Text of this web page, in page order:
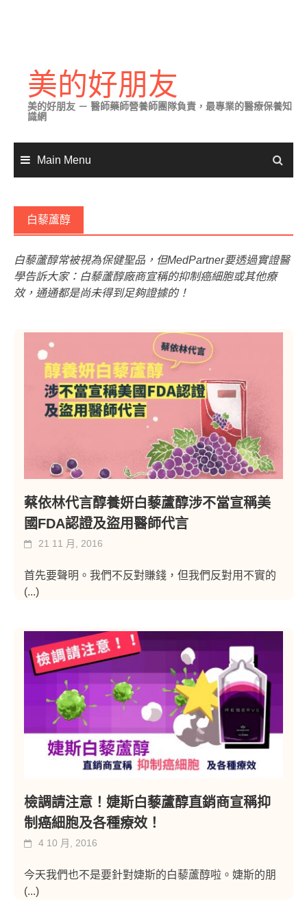
content美的好朋友
美的好朋友 － 醫師藥師營養師團隊負責，最專業的醫療保養知
識網
Main Menu
白藜蘆醇
白藜蘆醇常被視為保健聖品，但MedPartner要透過實證醫
學告訴大家：白藜蘆醇廠商宣稱的抑制癌細胞或其他療
效，通通都是尚未得到足夠證據的！
蔡依林代言醇養妍白藜蘆醇涉不當宣稱美
國FDA認證及盜用醫師代言
21 11 月, 2016
首先要聲明。我們不反對賺錢，但我們反對用不實的
(...)
檢調請注意！婕斯白藜蘆醇直銷商宣稱抑
制癌細胞及各種療效！
4 10 月, 2016
今天我們也不是要針對婕斯的白藜蘆醇啦。婕斯的朋
(...)